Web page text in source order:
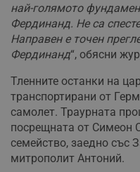
най-голямото
Фердинанд. Не са
Направен е точен
Фердинанд“, обясни
Тленните останки на
транспортирани от
самолет. Траурната
посрещната от Симеон
семейство, заедно със
митрополит Антоний.